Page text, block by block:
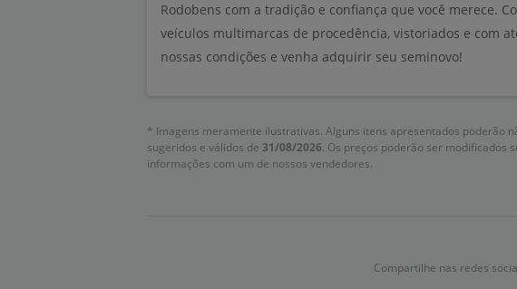
Rodobens com a tradição e confiança que você merece.
veículos multimarcas de procedência, vistoriados e com
nossas condições e venha adquirir seu seminovo!
* Imagens meramente ilustrativas. Alguns itens apresentados poderão
sugeridos e válidos de 31/08/2026. Os preços poderão ser modificados
informações com um de nossos vendedores.
Compartilhe nas redes